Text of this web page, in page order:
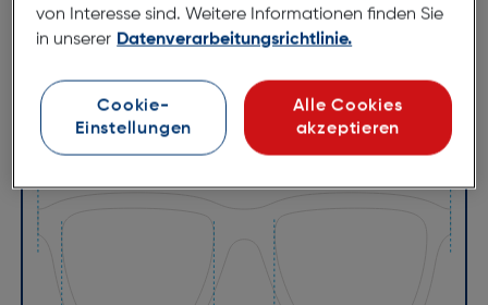
Steg: 19mm
Bügellänge:
(individuell ausrichtbar)
von Interesse sind. Weitere Informationen finden Sie
in unserer Datenverarbeitungsrichtlinie.
Cookie-
Einstellungen
Alle Cookies
akzeptieren